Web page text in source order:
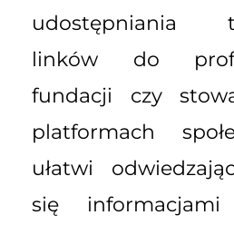
udostępniania
linków do
fundacji czy
platformach
ułatwi
się